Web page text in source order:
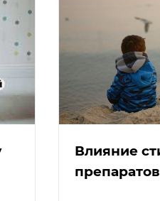
Влияние